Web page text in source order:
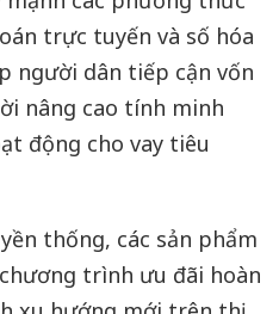
trực tuyến và số hóa
người dân tiếp cận vốn
nâng cao tính minh
động cho vay tiêu
thống, các sản phẩm
trình ưu đãi hoàn